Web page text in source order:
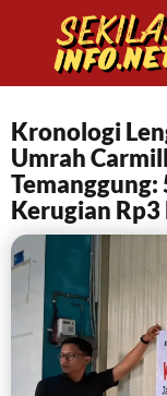
Kronologi
Umrah
Temanggung:
Kerugian